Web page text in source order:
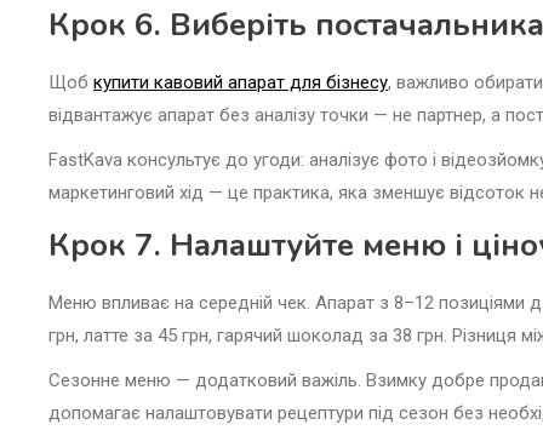
Крок 6. Виберіть
Щоб купити кавовий апарат для бізнесу, важливо
відвантажує апарат без аналізу точки — не партнер, а
FastKava консультує до угоди: аналізує фото і
маркетинговий хід — це практика, яка зменшує відсоток
Крок 7. Налаштуйте меню і
Меню впливає на середній чек. Апарат з 8–12 позиціями
грн, латте за 45 грн, гарячий шоколад за 38 грн. Різниця
Сезонне меню — додатковий важіль. Взимку добре
допомагає налаштовувати рецептури під сезон без